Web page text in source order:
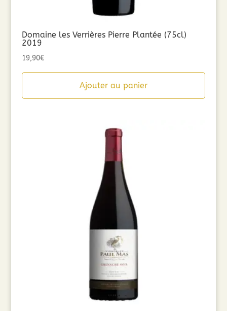
Domaine les Verrières Pierre Plantée (75cl)
2019
19,90€
Ajouter au panier